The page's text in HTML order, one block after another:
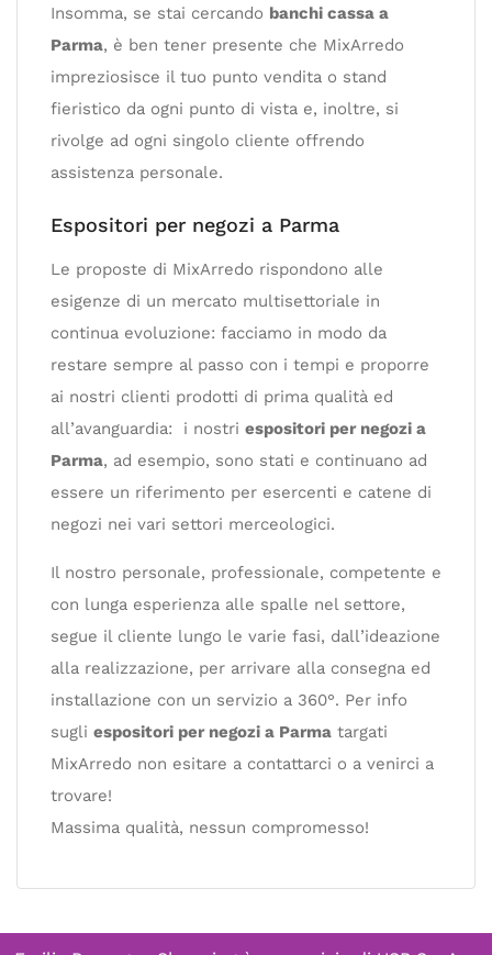
Insomma, se stai cercando banchi cassa a
Parma, è ben tener presente che MixArredo
impreziosisce il tuo punto vendita o stand
fieristico da ogni punto di vista e, inoltre, si
rivolge ad ogni singolo cliente offrendo
assistenza personale.
Espositori per negozi a Parma
Le proposte di MixArredo rispondono alle
esigenze di un mercato multisettoriale in
continua evoluzione: facciamo in modo da
restare sempre al passo con i tempi e proporre
ai nostri clienti prodotti di prima qualità ed
all’avanguardia: i nostri espositori per negozi a
Parma, ad esempio, sono stati e continuano ad
essere un riferimento per esercenti e catene di
negozi nei vari settori merceologici.
Il nostro personale, professionale, competente e
con lunga esperienza alle spalle nel settore,
segue il cliente lungo le varie fasi, dall’ideazione
alla realizzazione, per arrivare alla consegna ed
installazione con un servizio a 360°. Per info
sugli espositori per negozi a Parma targati
MixArredo non esitare a contattarci o a venirci a
trovare!
Massima qualità, nessun compromesso!